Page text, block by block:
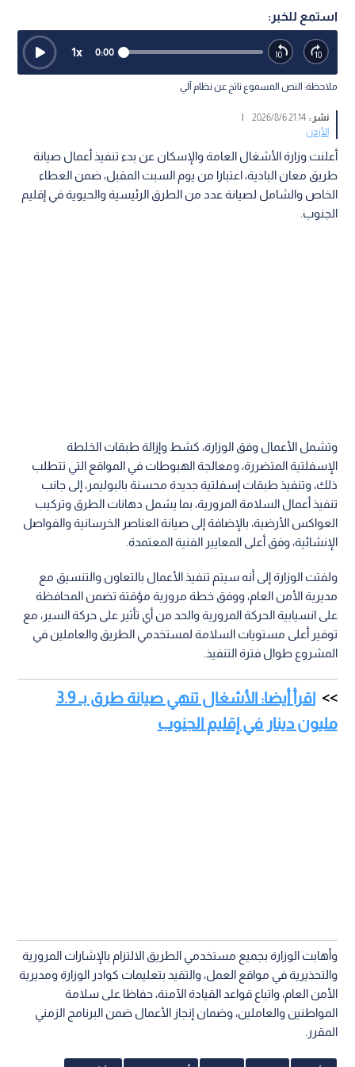
استمع للخبر:
0:00
1x
ملاحظة: النص المسموع ناتج عن نظام آلي
نشر :21:14 2026/8/6
|
الأردن
أعلنت وزارة الأشغال العامة والإسكان عن بدء تنفيذ أعمال صيانة
طريق معان البادية، اعتبارا من يوم السبت المقبل، ضمن العطاء
الخاص والشامل لصيانة عدد من الطرق الرئيسية والحيوية في إقليم
الجنوب.
وتشمل الأعمال وفق الوزارة، كشط وإزالة طبقات الخلطة
الإسفلتية المتضررة، ومعالجة الهبوطات في المواقع التي تتطلب
ذلك، وتنفيذ طبقات إسفلتية جديدة محسنة بالبوليمر، إلى جانب
تنفيذ أعمال السلامة المرورية، بما يشمل دهانات الطرق وتركيب
العواكس الأرضية، بالإضافة إلى صيانة العناصر الخرسانية والفواصل
الإنشائية، وفق أعلى المعايير الفنية المعتمدة.
ولفتت الوزارة إلى أنه سيتم تنفيذ الأعمال بالتعاون والتنسيق مع
مديرية الأمن العام، ووفق خطة مرورية مؤقتة تضمن المحافظة
على انسيابية الحركة المرورية والحد من أي تأثير على حركة السير، مع
توفير أعلى مستويات السلامة لمستخدمي الطريق والعاملين في
المشروع طوال فترة التنفيذ.
اقرأ أيضا: الأشغال تنهي صيانة طرق بـ 3.9
مليون دينار في إقليم الجنوب
وأهابت الوزارة بجميع مستخدمي الطريق الالتزام بالإشارات المرورية
والتحذيرية في مواقع العمل، والتقيد بتعليمات كوادر الوزارة ومديرية
الأمن العام، واتباع قواعد القيادة الآمنة، حفاظا على سلامة
المواطنين والعاملين، وضمان إنجاز الأعمال ضمن البرنامج الزمني
المقرر.